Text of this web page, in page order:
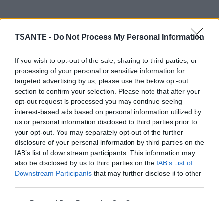
TSANTE - Do Not Process My Personal Information
If you wish to opt-out of the sale, sharing to third parties, or
processing of your personal or sensitive information for
targeted advertising by us, please use the below opt-out
section to confirm your selection. Please note that after your
opt-out request is processed you may continue seeing
interest-based ads based on personal information utilized by
us or personal information disclosed to third parties prior to
your opt-out. You may separately opt-out of the further
disclosure of your personal information by third parties on the
IAB’s list of downstream participants. This information may
also be disclosed by us to third parties on the IAB’s List of
Downstream Participants that may further disclose it to other